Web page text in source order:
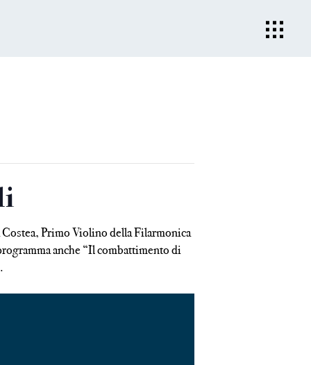
Costea, Primo Violino della Filarmonica
anche “Il combattimento di